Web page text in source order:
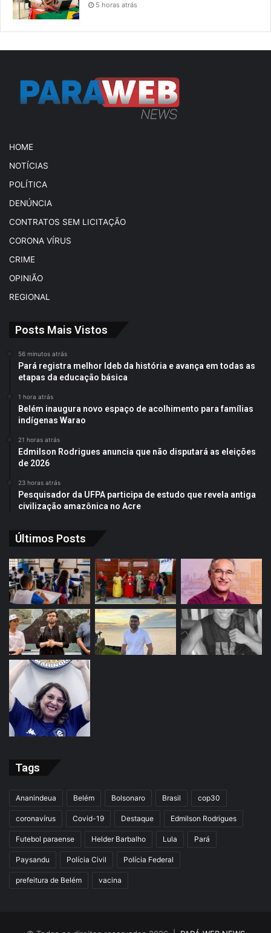
5 horas atrás
HOME
NOTÍCIAS
POLÍTICA
DENÚNCIA
CONTRATOS SEM LICITAÇÃO
CORONA VÍRUS
CRIME
OPINIÃO
REGIONAL
Posts Mais Vistos
56 minutos atrás
Pará registra melhor Ideb da história e avança em todas as
etapas da educação básica
1 hora atrás
Belém inaugura novo espaço de acolhimento para famílias
indígenas Warao
21 horas atrás
Edmilson Rodrigues anuncia que não disputará as eleições
de 2026
23 horas atrás
Pesquisador da UFPA participa de estudo que revela antiga
civilização amazônica no Acre
Últimos Posts
Tags
Ananindeua Belém Bolsonaro Brasil cop30
coronavírus Covid-19 Destaque Edmilson Rodrigues
Futebol paraense Helder Barbalho Lula Pará
Paysandu Polícia Civil Polícia Federal
prefeitura de Belém vacina